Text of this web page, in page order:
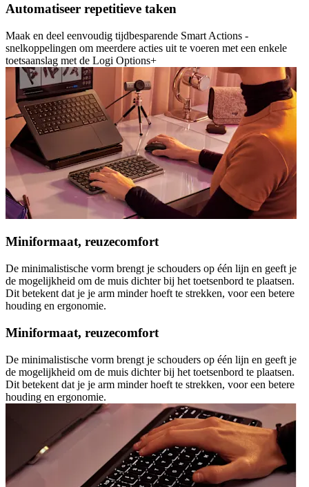
Automatiseer repetitieve taken
Maak en deel eenvoudig tijdbesparende Smart Actions -
snelkoppelingen om meerdere acties uit te voeren met een enkele
toetsaanslag met de Logi Options+
Miniformaat, reuzecomfort
De minimalistische vorm brengt je schouders op één lijn en geeft je
de mogelijkheid om de muis dichter bij het toetsenbord te plaatsen.
Dit betekent dat je je arm minder hoeft te strekken, voor een betere
houding en ergonomie.
Miniformaat, reuzecomfort
De minimalistische vorm brengt je schouders op één lijn en geeft je
de mogelijkheid om de muis dichter bij het toetsenbord te plaatsen.
Dit betekent dat je je arm minder hoeft te strekken, voor een betere
houding en ergonomie.